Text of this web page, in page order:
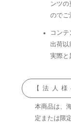
ンツ
のでご
コン
出荷以
実際と
【法人
本商品は、
定または限